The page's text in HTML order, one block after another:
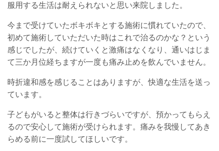
服用する生活は耐えられないと思い来院しました。
今まで受けていたボキボキとする施術に慣れていたので、
初めて施術していただいた時はこれで治るのかな？という
感じでしたが、続けていくと激痛はなくなり、通いはじま
て三か月位経ちますが一度も痛み止めを飲んでいません。
時折違和感を感じることはありますが、快適な生活を送っ
ています。
子どもがいると整体は行きづらいですが、預かってもらえ
るので安心して施術が受けられます。痛みを我慢してあき
らめる前に一度試してほしいです。